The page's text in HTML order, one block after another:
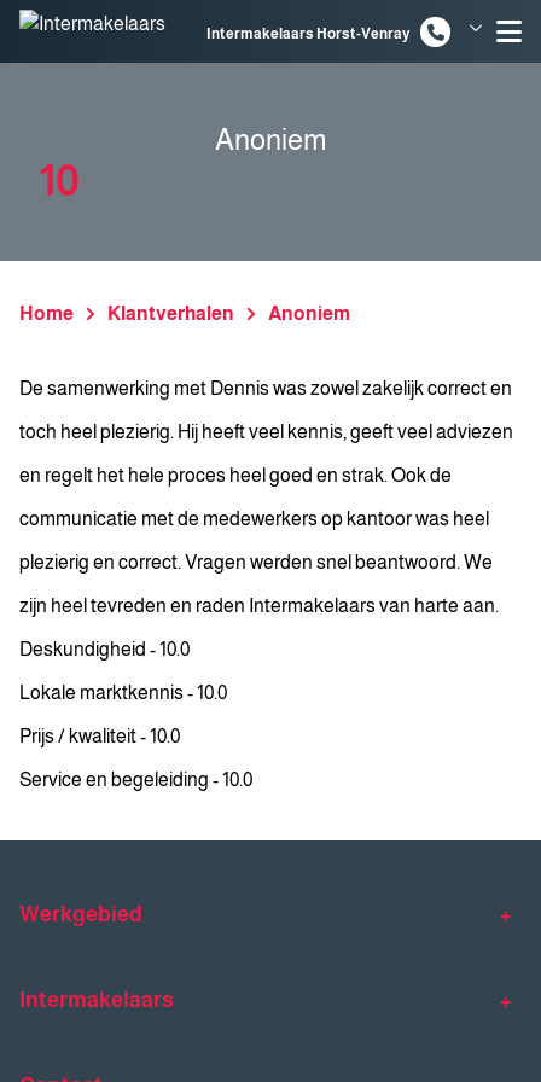
Spring naar inhoud
Intermakelaars Horst-Venray
Anoniem
10
Home Klantverhalen Anoniem
De samenwerking met Dennis was zowel zakelijk correct en
toch heel plezierig. Hij heeft veel kennis, geeft veel adviezen
en regelt het hele proces heel goed en strak. Ook de
communicatie met de medewerkers op kantoor was heel
plezierig en correct. Vragen werden snel beantwoord. We
zijn heel tevreden en raden Intermakelaars van harte aan.
Deskundigheid - 10.0
Lokale marktkennis - 10.0
Prijs / kwaliteit - 10.0
Service en begeleiding - 10.0
Werkgebied
Intermakelaars